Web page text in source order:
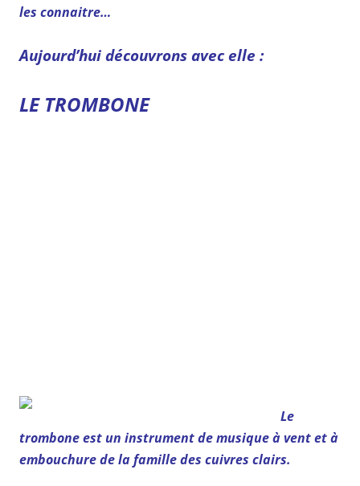
les connaitre…
Aujourd’hui découvrons avec elle :
LE TROMBONE
Le
trombone est un instrument de musique à vent et à
embouchure de la famille des cuivres clairs.